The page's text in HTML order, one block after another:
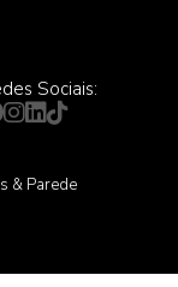
& Parede
Sociais: